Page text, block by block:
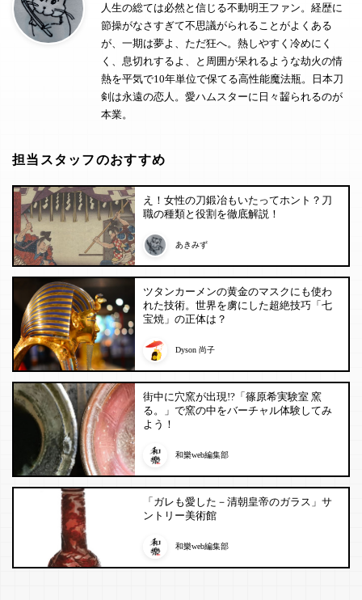
人生の総ては必然と信じる不動明王ファン。経歴に
節操がなさすぎて不思議がられることがよくある
が、一期は夢よ、ただ狂へ。熱しやすく冷めにく
く、息切れするよ、と周囲が呆れるような劫火の情
熱を平気で10年単位で保てる高性能魔法瓶。日本刀
剣は永遠の恋人。愛ハムスターに日々齧られるのが
本業。
担当スタッフのおすすめ
え！女性の刀鍛冶もいたってホント？刀
職の種類と役割を徹底解説！
あきみず
ツタンカーメンの黄金のマスクにも使わ
れた技術。世界を虜にした超絶技巧「七
宝焼」の正体は？
Dyson 尚子
街中に穴窯が出現!?「篠原希実験室 窯
る。」で窯の中をバーチャル体験してみ
よう！
和樂web編集部
「ガレも愛した－清朝皇帝のガラス」サ
ントリー美術館
和樂web編集部